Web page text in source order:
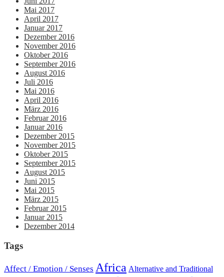
Mai 2017
April 2017
Januar 2017
Dezember 2016
November 2016
Oktober 2016
September 2016
August 2016
Juli 2016
Mai 2016
April 2016
März 2016
Februar 2016
Januar 2016
Dezember 2015
November 2015
Oktober 2015
September 2015
August 2015
Juni 2015
Mai 2015
März 2015
Februar 2015
Januar 2015
Dezember 2014
Tags
Affect / Emotion / Senses Africa Alternative and Traditional